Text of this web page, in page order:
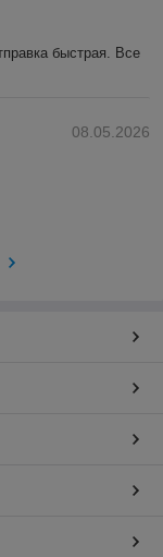
быстрая. Все
08.05.2026